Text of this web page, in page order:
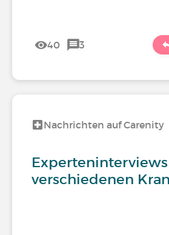
40 3
Nachrichten auf Carenity
Experteninterviews
verschiedenen